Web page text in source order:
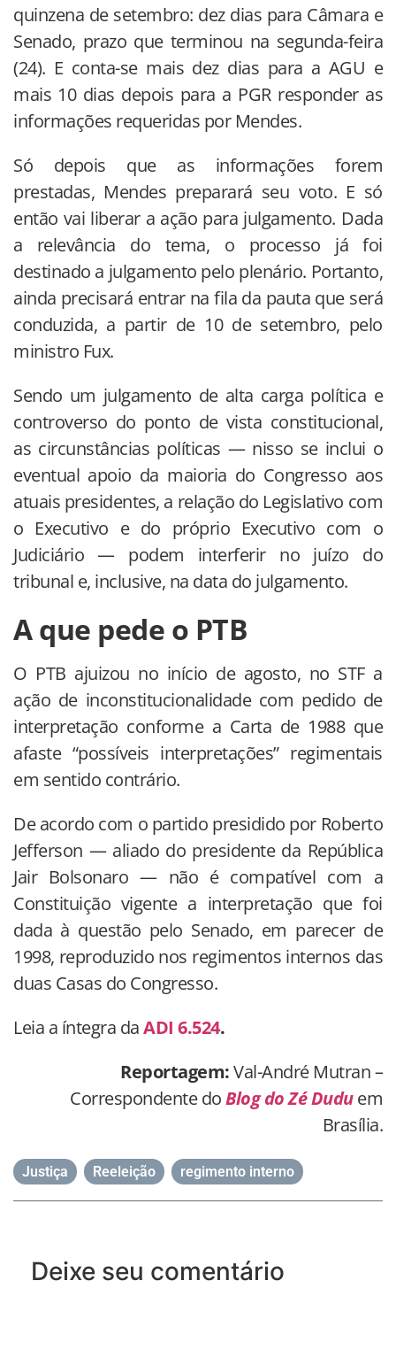
quinzena de setembro: dez dias para Câmara e
Senado, prazo que terminou na segunda-feira
(24). E conta-se mais dez dias para a AGU e
mais 10 dias depois para a PGR responder as
informações requeridas por Mendes.
Só depois que as informações forem
prestadas, Mendes preparará seu voto. E só
então vai liberar a ação para julgamento. Dada
a relevância do tema, o processo já foi
destinado a julgamento pelo plenário. Portanto,
ainda precisará entrar na fila da pauta que será
conduzida, a partir de 10 de setembro, pelo
ministro Fux.
Sendo um julgamento de alta carga política e
controverso do ponto de vista constitucional,
as circunstâncias políticas — nisso se inclui o
eventual apoio da maioria do Congresso aos
atuais presidentes, a relação do Legislativo com
o Executivo e do próprio Executivo com o
Judiciário — podem interferir no juízo do
tribunal e, inclusive, na data do julgamento.
A que pede o PTB
O PTB ajuizou no início de agosto, no STF a
ação de inconstitucionalidade com pedido de
interpretação conforme a Carta de 1988 que
afaste “possíveis interpretações” regimentais
em sentido contrário.
De acordo com o partido presidido por Roberto
Jefferson — aliado do presidente da República
Jair Bolsonaro — não é compatível com a
Constituição vigente a interpretação que foi
dada à questão pelo Senado, em parecer de
1998, reproduzido nos regimentos internos das
duas Casas do Congresso.
Leia a íntegra daADI 6.524.
Reportagem:Val-André Mutran –
Correspondente doBlog do Zé Duduem
Brasília.
Justiça Reeleição regimento interno
Deixe seu comentário